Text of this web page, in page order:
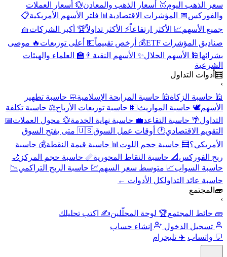
سعر الذهب اليوم🥇 أسعار الذهب والمعادن💱 أسعار العملات
والفوركس📅 المؤشرات الاقتصادية 📊 فلتر الأسهم الأمريكية📋
جميع الأسهم📈 الأكثر ارتفاعاً⚡ الأكثر تداولاً🏆 أكبر الشركات🧺
صناديق المؤشرات ETF
💰 أرخص تقييماً💵 أعلى توزيعات 🔥 موصى
بشرائها🕌 الأسهم الحلال✨ الأسهم النقية 👨‍🏫 العلماء والهيئات
الشرعية
🧮 أدوات التداول
›
🕌 حاسبة الزكاة🕌 حاسبة المرابحة الإسلامية🧼 حاسبة تطهير
الأسهم🕊️ حاسبة المواريث💵 حاسبة توزيعات الأرباح⚖️ حاسبة تكلفة
التداول🌴 حاسبة التقاعد💼 حاسبة نهاية الخدمة💱 محول العملات📅
التقويم الاقتصادي🕐 أوقات عمل السوق
🇺🇸 متى يفتح السوق
الأمريكي؟🧮 حاسبة حجم اللوت 📊 حاسبة قيمة النقطة💰 حاسبة
ربح الفوركس 📐 حاسبة النقاط المحورية📏 حاسبة حجم المركز 🌙
حاسبة السواب📈 متوسط سعر السهم💹 حاسبة الربح التراكمي📉
حاسبة عائد التداولكل الأدوات ←
🧱 المجتمع
›
🧱 حائط المجتمع🏆 لوحة المحلّلين✍️ اكتب تحليلك
تسجيل الدخول
إنشاء حساب
💬 واتساب ✈️ تليجرام